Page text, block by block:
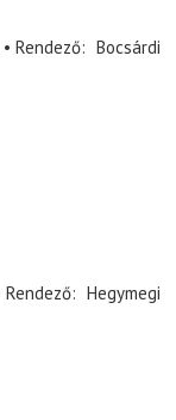
Rendező
Bocsárdi
Rendező
Hegymegi